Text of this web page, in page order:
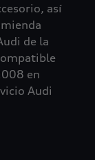
así
de la
en
Audi